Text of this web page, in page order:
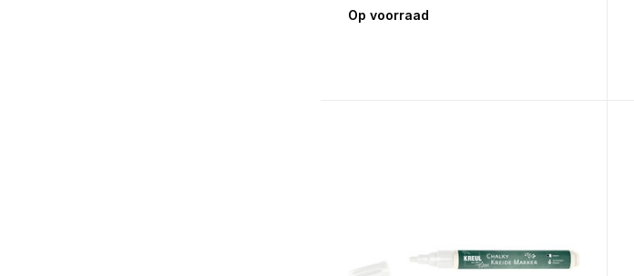
Op voorraad